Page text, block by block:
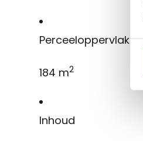
Perceeloppervlakte
184 m2
Inhoud